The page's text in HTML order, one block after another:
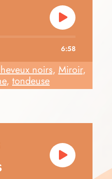
6:58
noirs,Miroir,
, tondeuse